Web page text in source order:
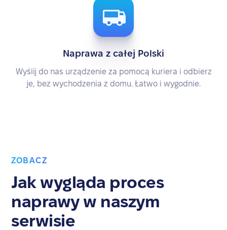
Naprawa z całej Polski
Wyślij do nas urządzenie za pomocą kuriera i odbierz
je, bez wychodzenia z domu. Łatwo i wygodnie.
ZOBACZ
Jak wygląda proces
naprawy w naszym
serwisie